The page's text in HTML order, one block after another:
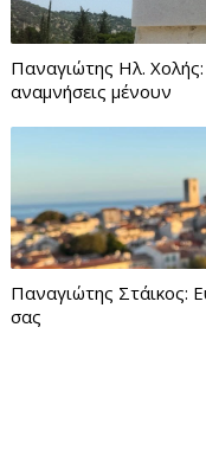
Παναγιώτης Ηλ.
αναμνήσεις μένουν
Παναγιώτης Στάικος:
σας